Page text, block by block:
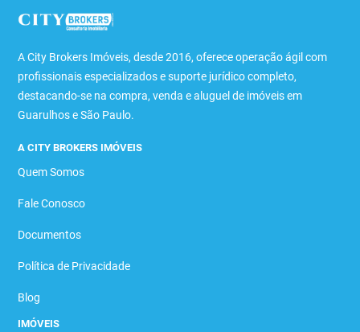
A City Brokers Imóveis, desde 2016, oferece operação ágil com
profissionais especializados e suporte jurídico completo,
destacando-se na compra, venda e aluguel de imóveis em
Guarulhos e São Paulo.
A CITY BROKERS IMÓVEIS
Quem Somos
Fale Conosco
Documentos
Política de Privacidade
Blog
IMÓVEIS